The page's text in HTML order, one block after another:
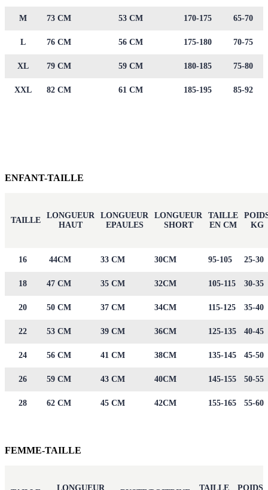
M 73 CM 53 CM 170-175 65-70
L 76 CM 56 CM 175-180 70-75
XL 79 CM 59 CM 180-185 75-80
XXL 82 CM 61 CM 185-195 85-92
ENFANT-TAILLE
TAILLE
LONGUEUR
HAUT
LONGUEUR
EPAULES
LONGUEUR
SHORT
TAILLE
EN CM
KG
16 44CM 33 CM 30CM 95-105 25-30
18 47 CM 35 CM 32CM 105-115 30-35
20 50 CM 37 CM 34CM 115-125 35-40
22 53 CM 39 CM 36CM 125-135 40-45
24 56 CM 41 CM 38CM 135-145 45-50
26 59 CM 43 CM 40CM 145-155 50-55
28 62 CM 45 CM 42CM 155-165 55-60
FEMME-TAILLE
LONGUEUR TAILLE POIDS